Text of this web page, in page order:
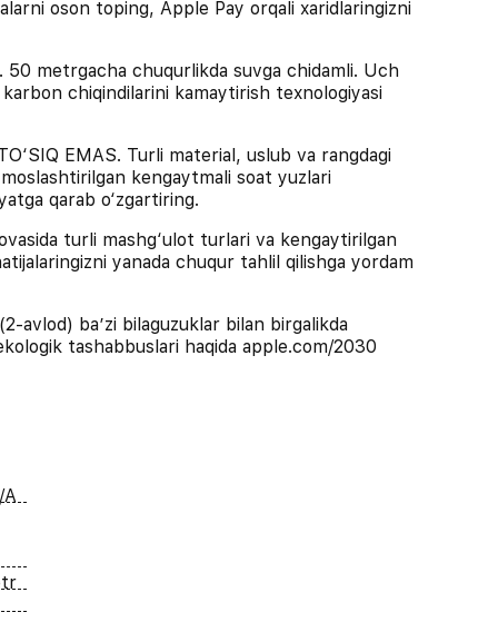
oson toping, Apple Pay orqali xaridlaringizni
50 metrgacha chuqurlikda suvga chidamli. Uch
chiqindilarini kamaytirish texnologiyasi
EMAS. Turli material, uslub va rangdagi
kengaytmali soat yuzlari
qarab o‘zgartiring.
turli mashg‘ulot turlari va kengaytirilgan
yanada chuqur tahlil qilishga yordam
avlod) ba’zi bilaguzuklar bilan birgalikda
tashabbuslari haqida apple.com/2030
A